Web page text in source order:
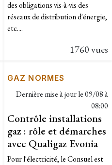
des obligations vis-à-vis des
réseaux de distribution d'énergie,
etc....
1760 vues
GAZ NORMES
Dernière mise à jour le09/08 à
08:00
Contrôle installations
gaz : rôle et démarches
avec Qualigaz Evonia
Pour l'électricité, le Consuel est